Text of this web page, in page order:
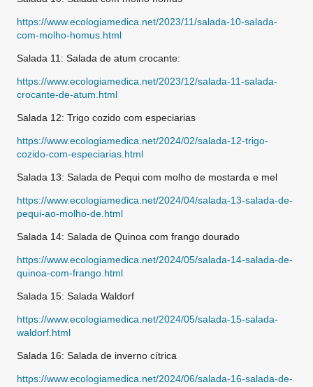
https://www.ecologiamedica.net/2023/11/salada-10-salada-
com-molho-homus.html
Salada 11: Salada de atum crocante:
https://www.ecologiamedica.net/2023/12/salada-11-salada-
crocante-de-atum.html
Salada 12: Trigo cozido com especiarias
https://www.ecologiamedica.net/2024/02/salada-12-trigo-
cozido-com-especiarias.html
Salada 13: Salada de Pequi com molho de mostarda e mel
https://www.ecologiamedica.net/2024/04/salada-13-salada-de-
pequi-ao-molho-de.html
Salada 14: Salada de Quinoa com frango dourado
https://www.ecologiamedica.net/2024/05/salada-14-salada-de-
quinoa-com-frango.html
Salada 15: Salada Waldorf
https://www.ecologiamedica.net/2024/05/salada-15-salada-
waldorf.html
Salada 16: Salada de inverno cítrica
https://www.ecologiamedica.net/2024/06/salada-16-salada-de-